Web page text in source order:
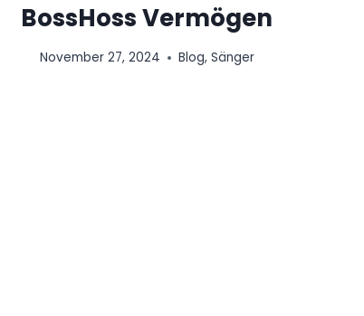
BossHoss Vermögen
November 27, 2024 Blog, Sänger